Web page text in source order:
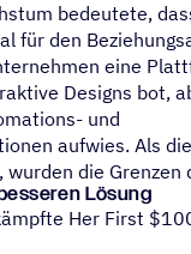
bedeutete,
für den
eine
Designs bot,
und
aufwies. Als
wurden die Grenzen
Lösung
Her First